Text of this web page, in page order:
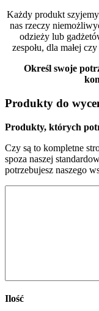
Każdy produkt
nas rzeczy
odzieży lub
zespołu, dla małej
Określ swoje
Produkty do
Produkty, których
Czy są to kompletne
spoza naszej
potrzebujesz naszego
Ilość